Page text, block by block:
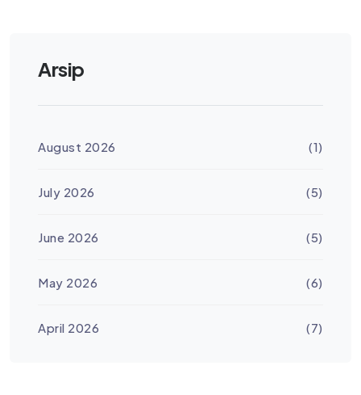
Arsip
August 2026 (1)
July 2026 (5)
June 2026 (5)
May 2026 (6)
April 2026 (7)